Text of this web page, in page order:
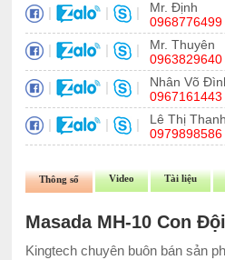
| | |
Mr. Định
0968776499
| | |
Mr. Thuyên
0963829640
| | |
Nhân Võ
0967161443
| | |
Lê Thị
0979898586
Thông số Video Tài liệu
Masada MH-10 Con
Kingtech chuyên buôn bán sản